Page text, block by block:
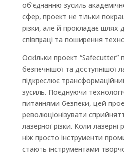
об’єднанню зусиль
сфер, проект не тільки
різки, але й прокладає шлях
співпраці та поширення
Оскільки проект
безпечнішої та доступнішої
підкреслює
зусиль. Поєднуючи
питаннями безпеки, цей
революціонізувати
лазерної різки. Коли лазерні
ніж просто інструменти
стають інструментами